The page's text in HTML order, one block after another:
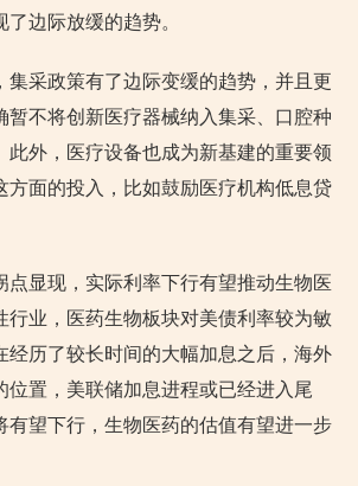
边际放缓的趋势。
集采政策有了边际变缓的趋势，并且更
暂不将创新医疗器械纳入集采、口腔种
此外，医疗设备也成为新基建的重要领
方面的投入，比如鼓励医疗机构低息贷
点显现，实际利率下行有望推动生物医
行业，医药生物板块对美债利率较为敏
经历了较长时间的大幅加息之后，海外
位置，美联储加息进程或已经进入尾
有望下行，生物医药的估值有望进一步